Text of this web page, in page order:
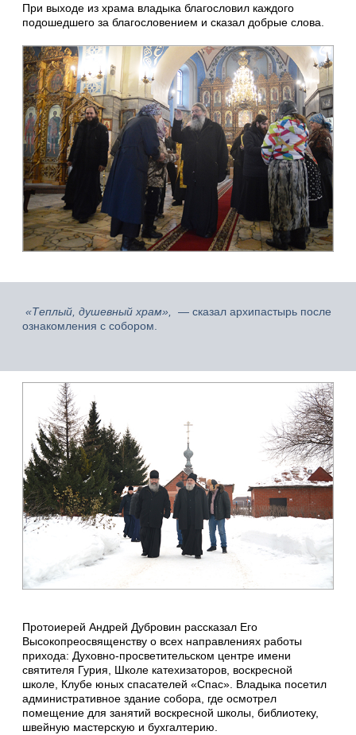
При выходе из храма владыка благословил каждого
подошедшего за благословением и сказал добрые слова.
«Теплый, душевный храм», — сказал архипастырь после
ознакомления с собором.
Протоиерей Андрей Дубровин рассказал Его
Высокопреосвященству о всех направлениях работы
прихода: Духовно-просветительском центре имени
святителя Гурия, Школе катехизаторов, воскресной
школе, Клубе юных спасателей «Спас». Владыка посетил
административное здание собора, где осмотрел
помещение для занятий воскресной школы, библиотеку,
швейную мастерскую и бухгалтерию.